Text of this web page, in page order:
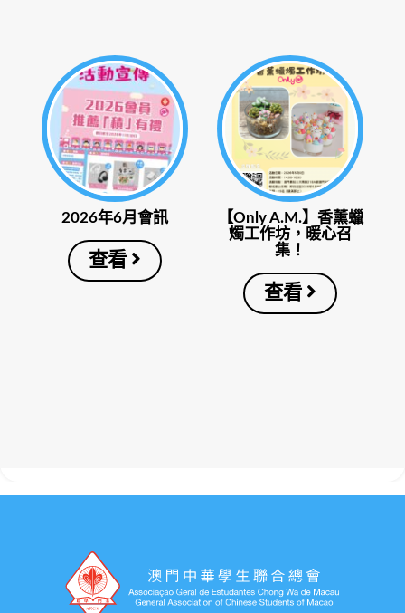
2026年6月會訊
查看
【Only A.M.】香薰蠟
燭工作坊，暖心召
集！
查看